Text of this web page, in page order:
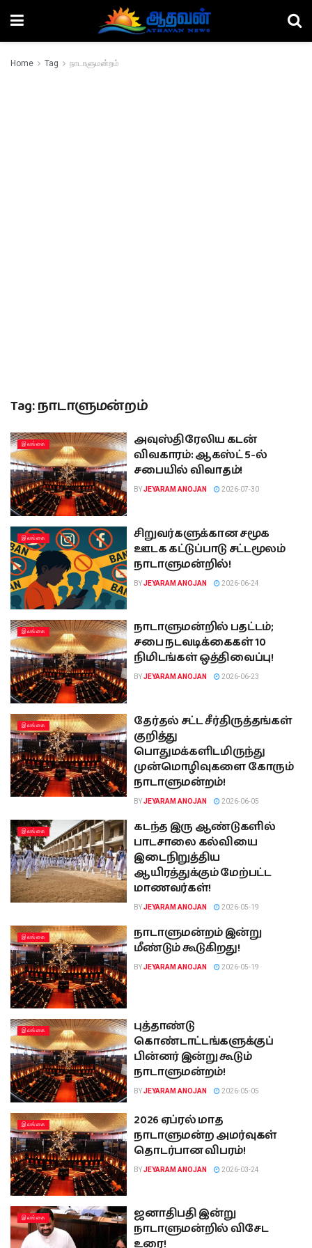
Home Tag நாடாளுமன்றம்
Tag:நாடாளுமன்றம்
இலங்கை
அவுஸ்திரேலிய கடன்
விவகாரம்: ஆகஸ்ட் 5-ல்
சபையில் விவாதம்!
BYJEYARAM ANOJAN 2026-07-30
இலங்கை
சிறுவர்களுக்கான சமூக
ஊடக கட்டுப்பாடு சட்டமூலம்
நாடாளுமன்றில்!
BYJEYARAM ANOJAN 2026-06-24
இலங்கை
நாடாளுமன்றில் பதட்டம்;
சபை நடவடிக்கைகள் 10
நிமிடங்கள் ஒத்திவைப்பு!
BYJEYARAM ANOJAN 2026-06-23
இலங்கை
தேர்தல் சட்ட சீர்திருத்தங்கள்
குறித்து
பொதுமக்களிடமிருந்து
முன்மொழிவுகளை கோரும்
நாடாளுமன்றம்!
BYJEYARAM ANOJAN 2026-06-05
இலங்கை
கடந்த இரு ஆண்டுகளில்
பாடசாலை கல்வியை
இடைநிறுத்திய
ஆயிரத்துக்கும் மேற்பட்ட
மாணவர்கள்!
BYJEYARAM ANOJAN 2026-05-19
இலங்கை
நாடாளுமன்றம் இன்று
மீண்டும் கூடுகிறது!
BYJEYARAM ANOJAN 2026-05-19
இலங்கை
புத்தாண்டு
கொண்டாட்டங்களுக்குப்
பின்னர் இன்று கூடும்
நாடாளுமன்றம்!
BYJEYARAM ANOJAN 2026-05-05
இலங்கை
2026 ஏப்ரல் மாத
நாடாளுமன்ற அமர்வுகள்
தொடர்பான விபரம்!
BYJEYARAM ANOJAN 2026-03-24
இலங்கை
ஜனாதிபதி இன்று
நாடாளுமன்றில் விசேட
உரை!